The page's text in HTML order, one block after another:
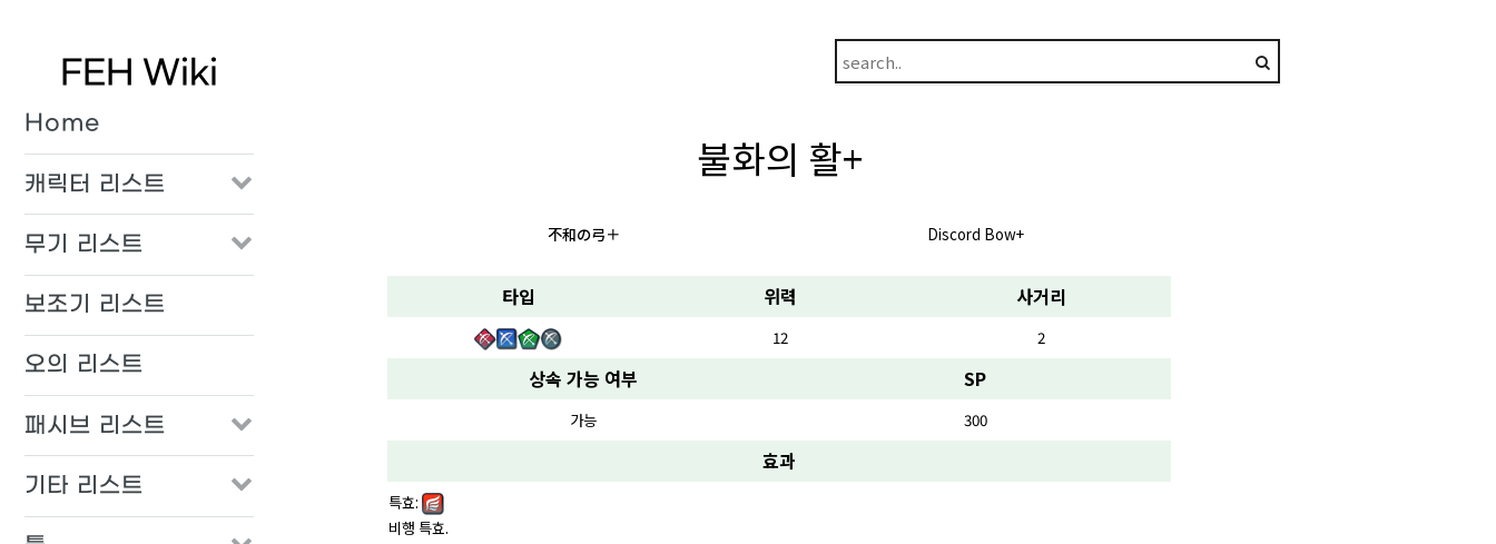
FEH Wiki
Home
캐릭터 리스트
무기 리스트
보조기 리스트
오의 리스트
패시브 리스트
기타 리스트
불화의 활+
不和の弓＋ Discord Bow+
타입 위력 사거리
12 2
상속 가능 여부 SP
가능 300
효과
특효:
비행 특효.